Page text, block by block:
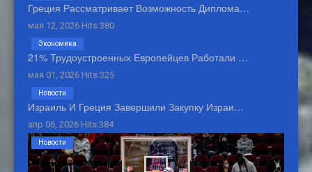
Греция Рассматривает Возможность Диплома…
мая 12, 2026 Hits:380
21% Трудоустроенных Европейцев Работали …
мая 01, 2026 Hits:325
Экономика
Израиль И Греция Завершили Закупку Израи…
апр 06, 2026 Hits:384
Новости
Новости